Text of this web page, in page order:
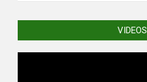
VIDEOS